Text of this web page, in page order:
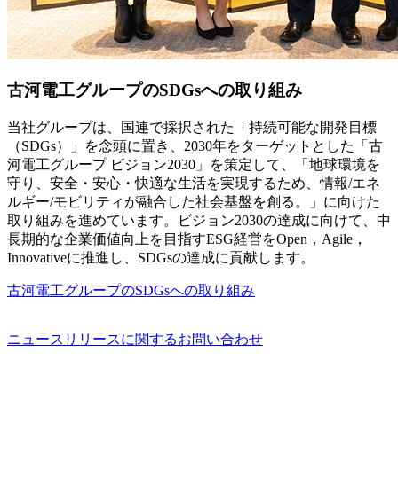
古河電工グループのSDGsへの取り組み
当社グループは、国連で採択された「持続可能な開発目標
（SDGs）」を念頭に置き、2030年をターゲットとした「古
河電工グループ ビジョン2030」を策定して、「地球環境を
守り、安全・安心・快適な生活を実現するため、情報/エネ
ルギー/モビリティが融合した社会基盤を創る。」に向けた
取り組みを進めています。ビジョン2030の達成に向けて、中
長期的な企業価値向上を目指すESG経営をOpen，Agile，
Innovativeに推進し、SDGsの達成に貢献します。
古河電工グループのSDGsへの取り組み
ニュースリリースに関するお問い合わせ